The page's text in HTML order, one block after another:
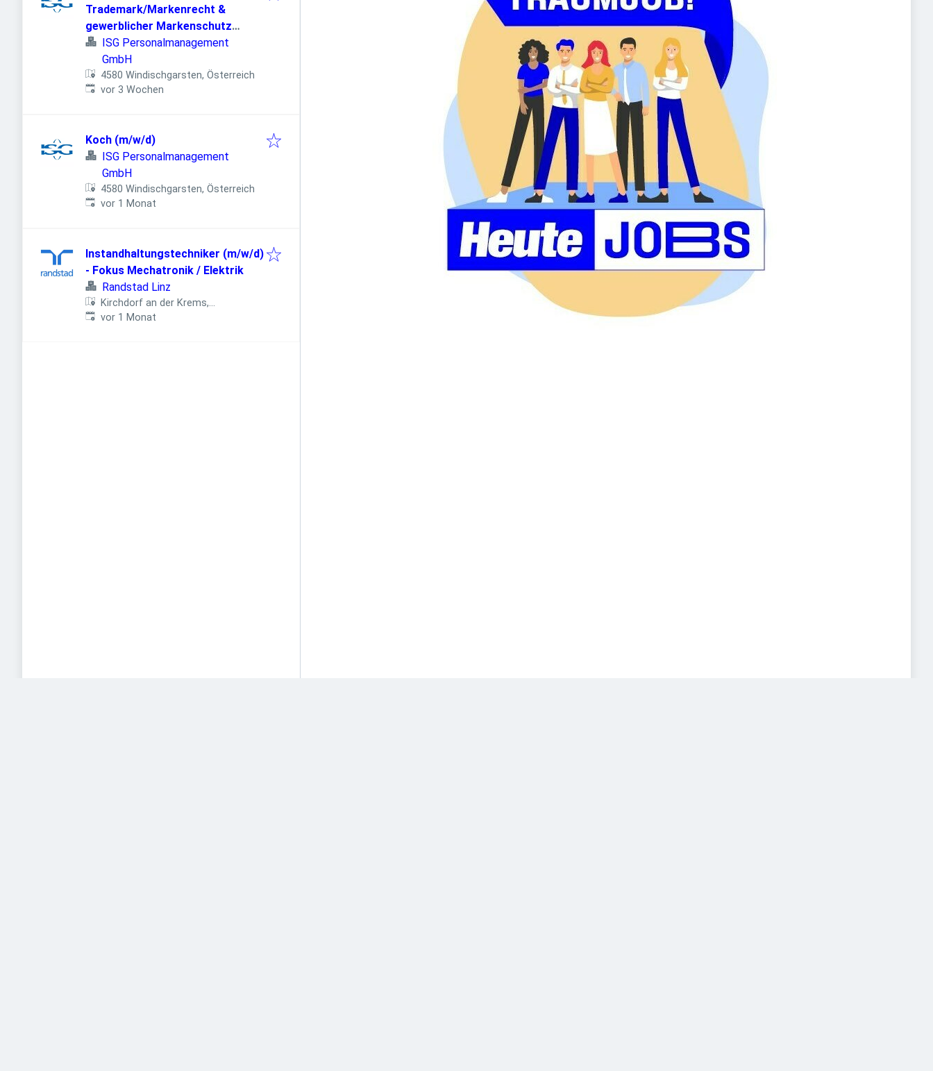
Trademark/Markenrecht &
gewerblicher Markenschutz
(m/w/x)
ISG Personalmanagement
GmbH
4580 Windischgarsten, Österreich
Veröffentlicht:
vor 3 Wochen
Koch (m/w/d)
ISG Personalmanagement
GmbH
4580 Windischgarsten, Österreich
Veröffentlicht:
vor 1 Monat
Instandhaltungstechniker (m/w/d)
- Fokus Mechatronik / Elektrik
Randstad Linz
Kirchdorf an der Krems,
Österreich
Veröffentlicht:
vor 1 Monat